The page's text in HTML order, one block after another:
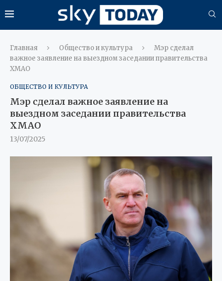
Главная Общество и культура
Мэр сделал
важное заявление на выездном заседании правительства
ХМАО
ОБЩЕСТВО И КУЛЬТУРА
Мэр сделал важное заявление на
выездном заседании правительства
ХМАО
13/07/2025